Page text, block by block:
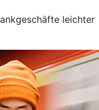
leichter